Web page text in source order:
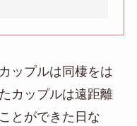
ップルは同棲をは
カップルは遠距離
とができた日な